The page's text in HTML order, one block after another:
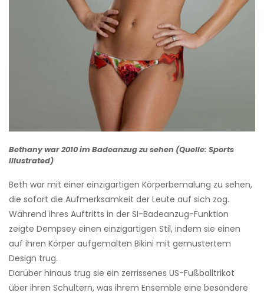
Bethany war 2010 im Badeanzug zu sehen (Quelle: Sports
Illustrated)
Beth war mit einer einzigartigen Körperbemalung zu sehen,
die sofort die Aufmerksamkeit der Leute auf sich zog.
Während ihres Auftritts in der SI-Badeanzug-Funktion
zeigte Dempsey einen einzigartigen Stil, indem sie einen
auf ihren Körper aufgemalten Bikini mit gemustertem
Design trug.
Darüber hinaus trug sie ein zerrissenes US-Fußballtrikot
über ihren Schultern, was ihrem Ensemble eine besondere